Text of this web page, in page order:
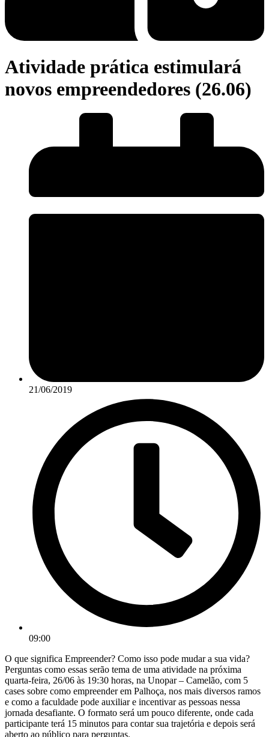
Atividade prática estimulará
novos empreendedores (26.06)
21/06/2019
09:00
O que significa Empreender? Como isso pode mudar a sua vida?
Perguntas como essas serão tema de uma atividade na próxima
quarta-feira, 26/06 às 19:30 horas, na Unopar – Camelão, com 5
cases sobre como empreender em Palhoça, nos mais diversos ramos
e como a faculdade pode auxiliar e incentivar as pessoas nessa
jornada desafiante. O formato será um pouco diferente, onde cada
participante terá 15 minutos para contar sua trajetória e depois será
aberto ao público para perguntas.